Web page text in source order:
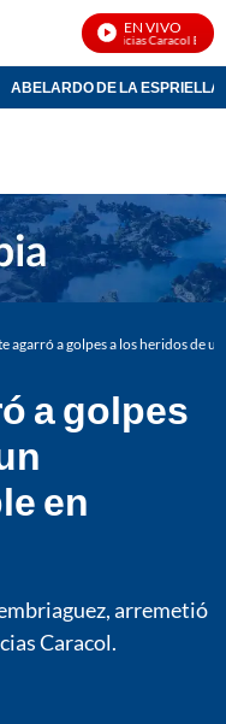
EN VIVO
Noticias Caracol En
ABELARDO DE LA ESPRIELLA
agarró a golpes a los heridos de
a golpes
en
arremetió
Caracol.